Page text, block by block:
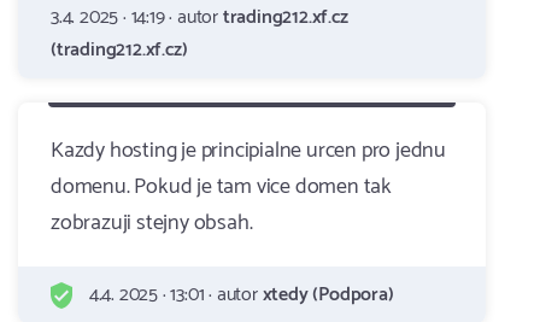
3.4. 2025 · 14:19 · autortrading212.xf.cz
(trading212.xf.cz)
Kazdy hosting je principialne urcen pro jednu
domenu. Pokud je tam vice domen tak
zobrazuji stejny obsah.
4.4. 2025 · 13:01 · autorxtedy (Podpora)